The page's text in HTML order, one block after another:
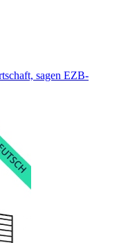
sagen EZB-